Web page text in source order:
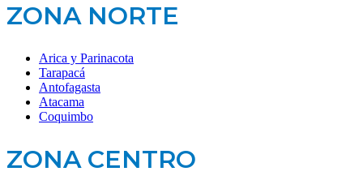
ZONA NORTE
Arica y Parinacota
Tarapacá
Antofagasta
Atacama
Coquimbo
ZONA CENTRO